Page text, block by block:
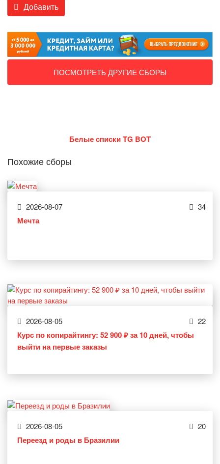
Добавить
ПОСМОТРЕТЬ ДРУГИЕ СБОРЫ
Белые списки TG BOT
Похожие сборы
2026-08-07 34
Мечта
2026-08-05 22
Курс по копирайтингу: 52 900 ₽ за 10 дней, чтобы
выйти на первые заказы
2026-08-05 20
Переезд и роды в Бразилии